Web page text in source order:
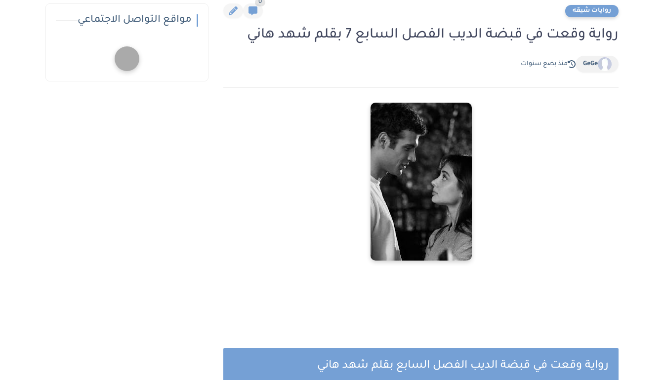
روايات شيقه
0
رواية وقعت في قبضة الديب الفصل السابع 7 بقلم شهد هاني
GeGe منذ بضع سنوات
رواية وقعت في قبضة الديب الفصل السابع بقلم شهد هاني
مواقع التواصل الاجتماعي